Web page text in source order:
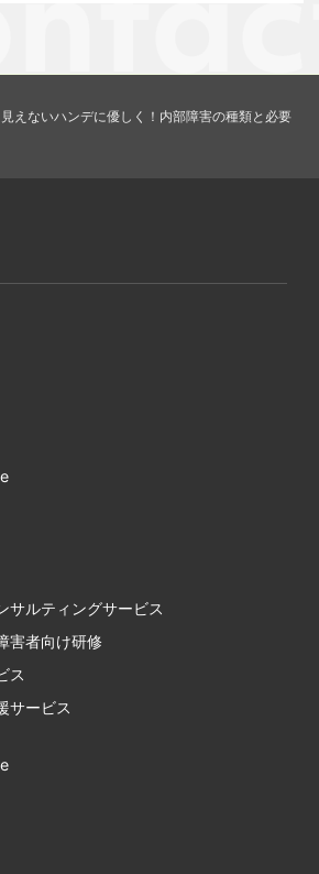
見えないハンデに優しく！内部障害の種類と必要
サルティングサービス
害者向け研修
ス
サービス